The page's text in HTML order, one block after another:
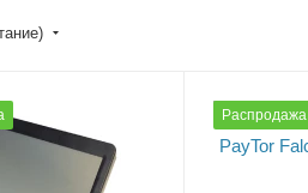
Распродажа